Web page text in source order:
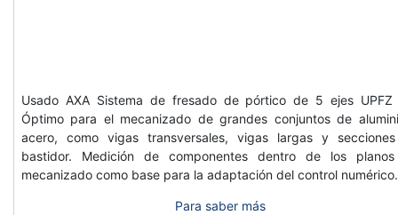
Usado AXA Sistema de fresado de pórtico de 5 ejes
Óptimo para el mecanizado de grandes conjuntos de
acero, como vigas transversales, vigas largas y
bastidor. Medición de componentes dentro de los
mecanizado como base para la adaptación del control
Para saber más